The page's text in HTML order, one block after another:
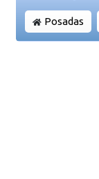
Posadas